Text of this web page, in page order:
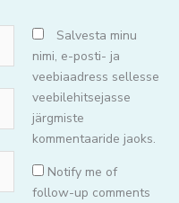
Salvesta minu
nimi, e-posti- ja
veebiaadress sellesse
veebilehitsejasse
järgmiste
kommentaaride jaoks.
Notify me of
follow-up comments